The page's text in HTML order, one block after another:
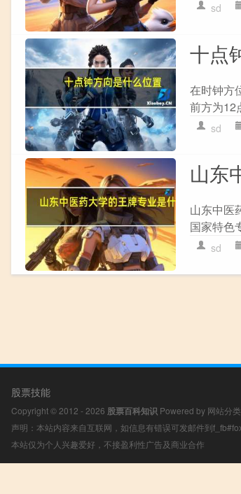
sd
十点
在时钟方
前方为12
sd
山东
山东中医
国家特色
sd
股票技能
Copyright © 2012 - 2026 股票百科知识 Powered by 网站分
声明：本站内容来自互联网，如信息有错误可发邮件到
本站仅为个人兴趣爱好，不接盈利性广告及商业合作